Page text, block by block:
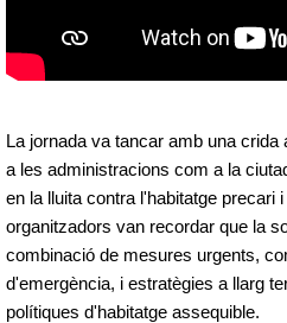
La jornada va tancar amb una
a les administracions com a la
en la lluita contra l'habitatge precari
organitzadors van recordar que la
combinació de mesures urgents,
d'emergència, i estratègies a llarg
polítiques d'habitatge assequible.